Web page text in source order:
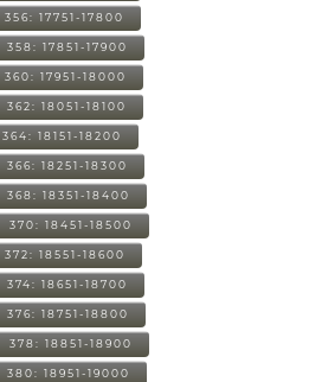
356: 17751-17800
358: 17851-17900
360: 17951-18000
362: 18051-18100
364: 18151-18200
366: 18251-18300
368: 18351-18400
370: 18451-18500
372: 18551-18600
374: 18651-18700
376: 18751-18800
378: 18851-18900
380: 18951-19000